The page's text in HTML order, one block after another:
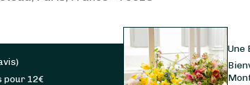
)
pour 12€
Une